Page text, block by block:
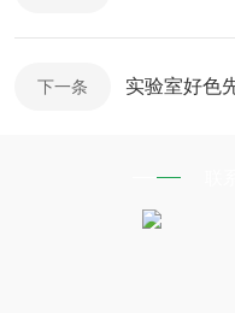
下一条